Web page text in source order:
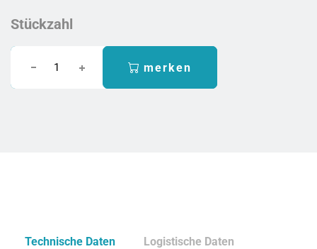
Stückzahl
merken
Technische Daten Logistische Daten